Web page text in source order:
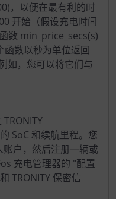
，以便在最有利的时
开始（假设充电时间
数 min_price_secs(s)
函数以秒为单位返回
如，您可以将它们与
SoC 和续航里程。您
账户，然后注册一辆或
充电管理器的 "配置
TRONITY 保密信